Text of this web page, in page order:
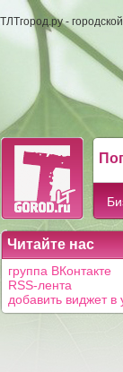
ТЛТгород.ру -
Читайте нас
группа ВКонтакте
RSS-лента
добавить виджет в